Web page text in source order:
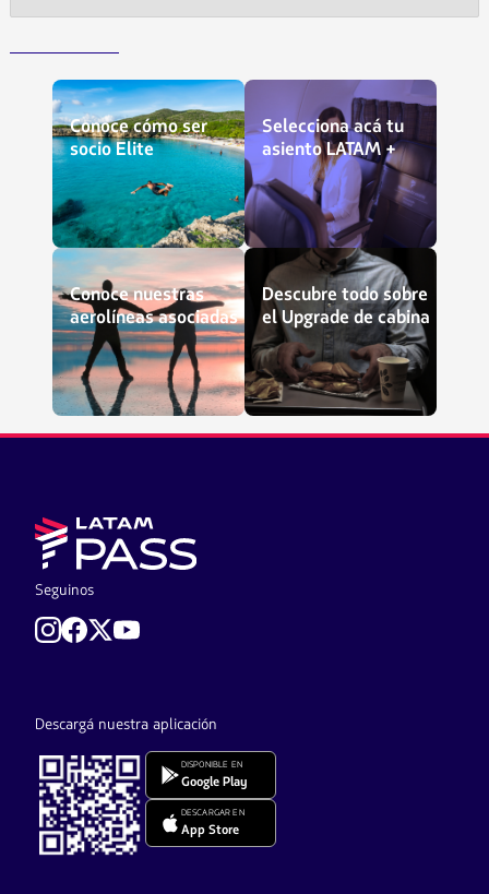
Conoce cómo ser
socio Elite
Selecciona acá tu
asiento LATAM +
Conoce nuestras
aerolíneas asociadas
Descubre todo sobre
el Upgrade de cabina
Seguinos
Descargá nuestra aplicación
DISPONIBLE EN
Google Play
DESCARGAR EN
App Store